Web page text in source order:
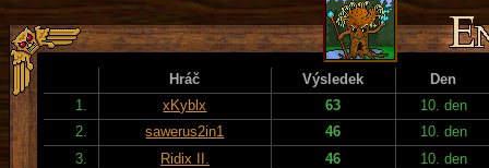
Hráč Výsledek
Den
1.
xKyblx 63
10. den
2.
sawerus2in1 46
10. den
3.
Ridix II. 46
10. den